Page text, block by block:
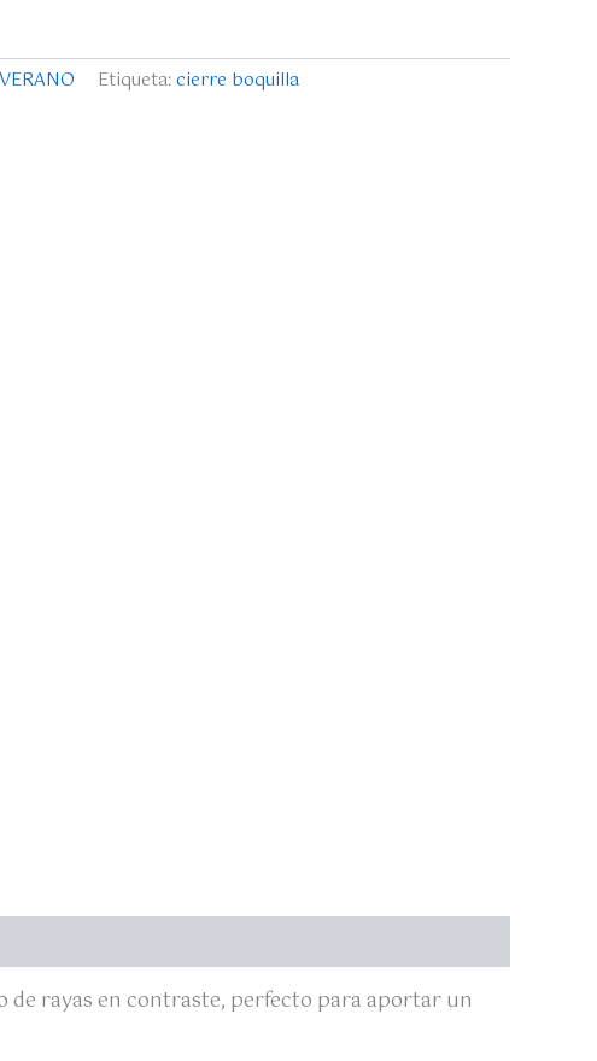
Etiqueta:cierre boquilla
de rayas en contraste, perfecto para aportar un